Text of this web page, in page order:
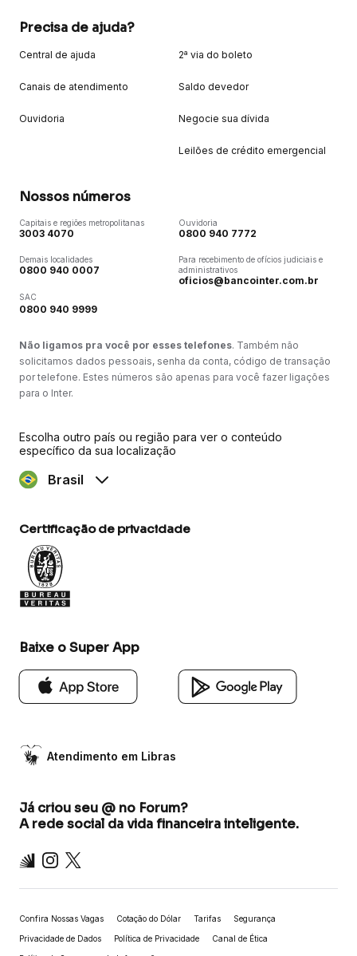
Precisa de ajuda?
Central de ajuda
Canais de atendimento
Ouvidoria
2ª via do boleto
Saldo devedor
Negocie sua dívida
Leilões de crédito emergencial
Nossos números
Capitais e regiões metropolitanas
3003 4070
Demais localidades
0800 940 0007
SAC
0800 940 9999
Ouvidoria
0800 940 7772
Para recebimento de ofícios judiciais e
administrativos
oficios@bancointer.com.br
Não ligamos pra você por esses telefones. Também não
solicitamos dados pessoais, senha da conta, código de transação
por telefone. Estes números são apenas para você fazer ligações
para o Inter.
Escolha outro país ou região para ver o conteúdo
específico da sua localização
Brasil
Certificação de privacidade
Baixe o Super App
Atendimento em Libras
Já criou seu @ no Forum?
A rede social da vida financeira inteligente.
Inter Instagram
X
Confira Nossas Vagas Cotação do Dólar Tarifas Segurança
Privacidade de Dados Política de Privacidade Canal de Ética